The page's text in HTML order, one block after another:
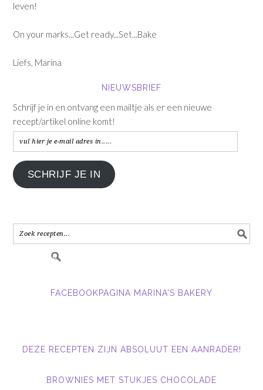
leven!
On your marks...Get ready...Set...Bake
Liefs, Marina
NIEUWSBRIEF
Schrijf je in en ontvang een mailtje als er een nieuwe
recept/artikel online komt!
vul
hier
je
e-
in.....
SCHRIJF JE IN
FACEBOOKPAGINA MARINA'S BAKERY
DEZE RECEPTEN ZIJN ABSOLUUT EEN AANRADER!
BROWNIES MET STUKJES CHOCOLADE